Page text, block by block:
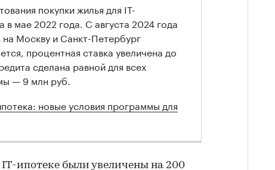
покупки жилья для IT-
мае 2022 года. С августа 2024 года
Москву и Санкт-Петербург
процентная ставка увеличена до
сделана равной для всех
— 9 млн руб.
новые условия программы для
ипотеке были увеличены на 200